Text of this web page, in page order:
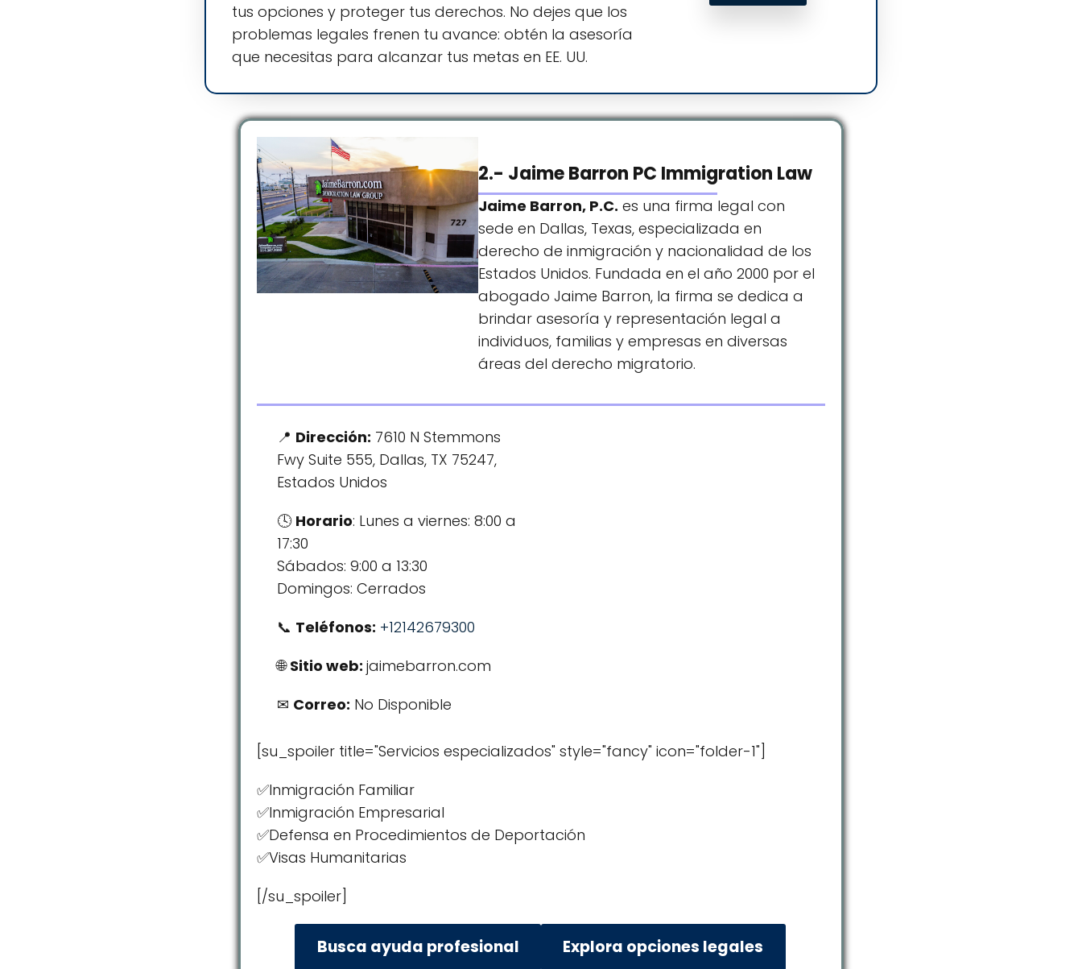
tus opciones y proteger tus derechos. No dejes que los
problemas legales frenen tu avance: obtén la asesoría
que necesitas para alcanzar tus metas en EE. UU.
2.- Jaime Barron PC Immigration Law
Jaime Barron, P.C. es una firma legal con
sede en Dallas, Texas, especializada en
derecho de inmigración y nacionalidad de los
Estados Unidos. Fundada en el año 2000 por el
abogado Jaime Barron, la firma se dedica a
brindar asesoría y representación legal a
individuos, familias y empresas en diversas
áreas del derecho migratorio.
Dirección: 7610 N Stemmons
Fwy Suite 555, Dallas, TX 75247,
Estados Unidos
Horario: Lunes a viernes: 8:00 a
17:30
Sábados: 9:00 a 13:30
Domingos: Cerrados
Teléfonos: +12142679300
Sitio web: jaimebarron.com
Correo: No Disponible
[su_spoiler title="Servicios especializados" style="fancy" icon="folder-1"]
✅Inmigración Familiar
✅Inmigración Empresarial
✅Defensa en Procedimientos de Deportación
✅Visas Humanitarias
[/su_spoiler]
Busca ayuda profesional Explora opciones legales